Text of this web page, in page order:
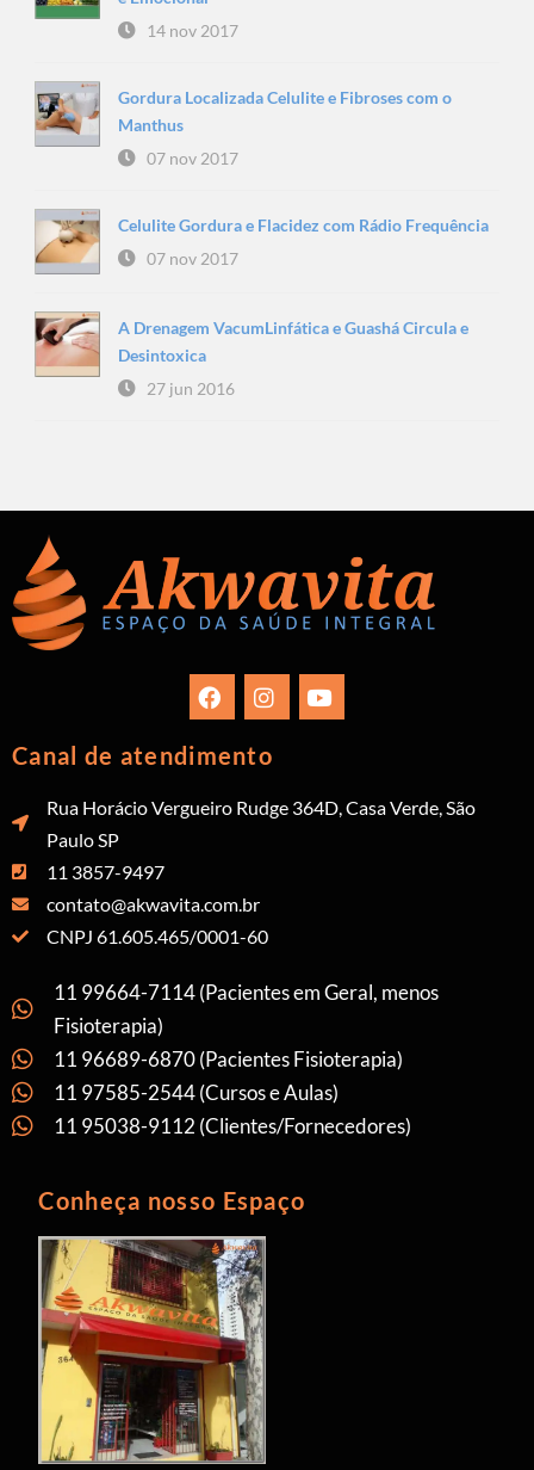
14 nov 2017
Gordura Localizada Celulite e Fibroses com o
Manthus
07 nov 2017
Celulite Gordura e Flacidez com Rádio Frequência
07 nov 2017
A Drenagem VacumLinfática e Guashá Circula e
Desintoxica
27 jun 2016
Canal de atendimento
Rua Horácio Vergueiro Rudge 364D, Casa Verde, São
Paulo SP
11 3857-9497
contato@akwavita.com.br
CNPJ 61.605.465/0001-60
11 99664-7114 (Pacientes em Geral, menos
Fisioterapia)
11 96689-6870 (Pacientes Fisioterapia)
11 97585-2544 (Cursos e Aulas)
11 95038-9112 (Clientes/Fornecedores)
Conheça nosso Espaço